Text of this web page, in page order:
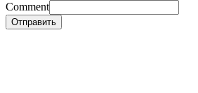
Comment
Отправить